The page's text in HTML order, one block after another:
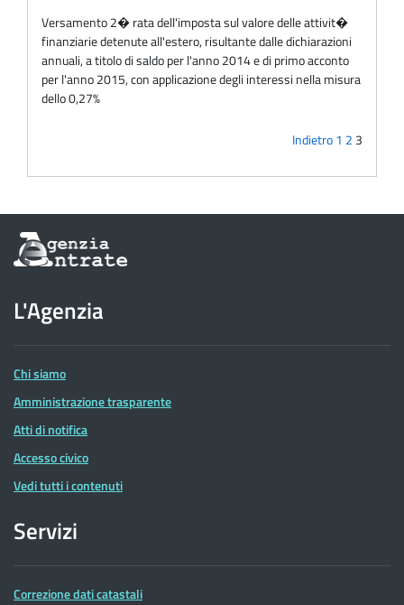
Versamento 2� rata dell'imposta sul valore delle attivit�
finanziarie detenute all'estero, risultante dalle dichiarazioni
annuali, a titolo di saldo per l'anno 2014 e di primo acconto
per l'anno 2015, con applicazione degli interessi nella misura
dello 0,27%
Indietro1 2 3
Informazioni
sul
dell'Agenzia
delle
Entrate
L'Agenzia
Chi siamo
Amministrazione trasparente
Atti di notifica
Accesso civico
Vedi tutti i contenuti
Servizi
Correzione dati catastali